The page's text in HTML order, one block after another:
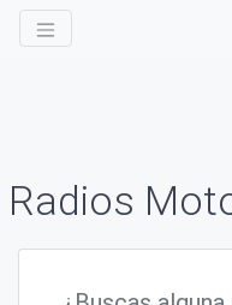
Radios